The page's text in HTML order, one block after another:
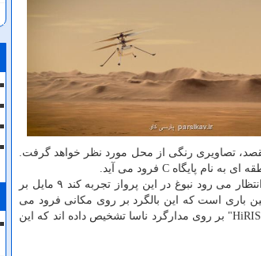
مقصد، تصاویری رنگی از محل مورد نظر خواهد گرفت.
بالگرد نبوغ می خواهد عملکرد خودرا در طول این پرواز افزایش دهد. بیشترین سرعتی که انتظار می رود نبوغ در این پرواز تجربه کند ۹ مایل بر
در حدود ۱۴۰ ثانیه خواهد بود. این نخستین باری است که این بالگرد بر روی مکانی فرود می
آید که آنرا از بالا بررسی نکرده است. با این وجود گروه "نبوغ" با تاکید بر تصاویر دوربین "HiRISE" بر روی مدارگرد ناسا تشخیص داده اند که این